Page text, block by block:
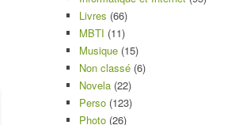
Livres (66)
MBTI (11)
Musique (15)
Non classé (6)
Novela (22)
Perso (123)
Photo (26)